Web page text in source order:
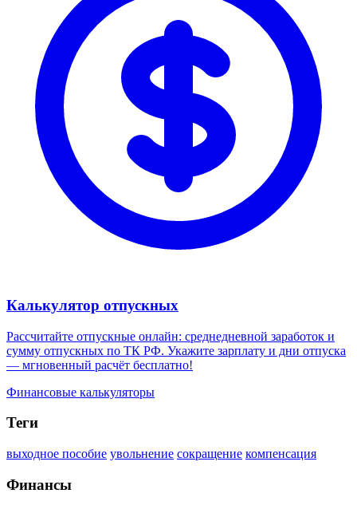
Калькулятор отпускных
Рассчитайте отпускные онлайн: среднедневной заработок и
сумму отпускных по ТК РФ. Укажите зарплату и дни отпуска
— мгновенный расчёт бесплатно!
Финансовые калькуляторы
Теги
выходное пособие увольнение сокращение компенсация
Финансы